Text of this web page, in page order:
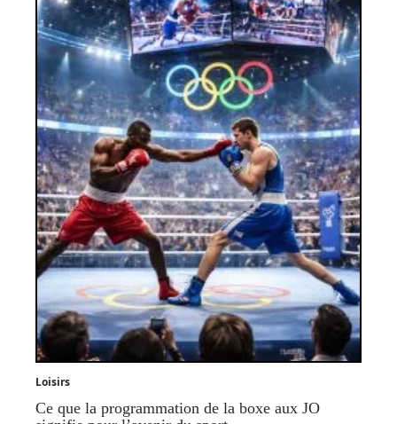
Loisirs
Ce que la programmation de la boxe aux JO